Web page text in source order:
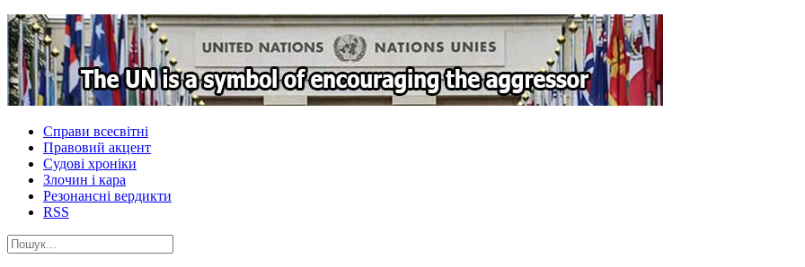
Справи всесвітні
Правовий акцент
Судові хроніки
Злочин і кара
Резонансні вердикти
RSS